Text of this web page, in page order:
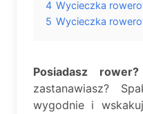
4 Wycieczka
5 Wycieczka
Posiadasz rower?
zastanawiasz?
wygodnie i